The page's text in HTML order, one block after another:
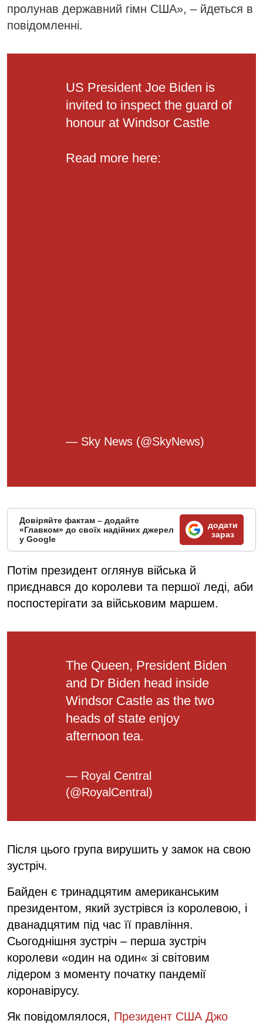
пролунав державний гімн США», – йдеться в
повідомленні.
US President Joe Biden is
invited to inspect the guard of
honour at Windsor Castle
Read more here:
— Sky News (@SkyNews)
Довіряйте фактам – додайте
«Главком» до своїх надійних джерел
у Google
додати
зараз
Потім президент оглянув війська й
приєднався до королеви та першої леді, аби
поспостерігати за військовим маршем.
The Queen, President Biden
and Dr Biden head inside
Windsor Castle as the two
heads of state enjoy
afternoon tea.
— Royal Central
(@RoyalCentral)
Після цього група вирушить у замок на свою
зустріч.
Байден є тринадцятим американським
президентом, який зустрівся із королевою, і
дванадцятим під час її правління.
Сьогоднішня зустріч – перша зустріч
королеви «один на один« зі світовим
лідером з моменту початку пандемії
коронавірусу.
Як повідомлялося, Президент США Джо